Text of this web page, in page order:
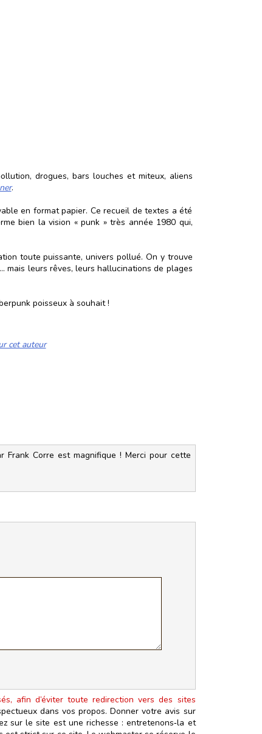
drogues, bars louches et miteux, aliens
.
en format papier. Ce recueil de textes a été
bien la vision « punk » très année 1980 qui,
toute puissante, univers pollué. On y trouve
mais leurs rêves, leurs hallucinations de plages
poisseux à souhait !
cet auteur
Corre est magnifique ! Merci pour cette
afin d’éviter toute redirection vers des sites
dans vos propos. Donner votre avis sur
sur le site est une richesse : entretenons‑la et